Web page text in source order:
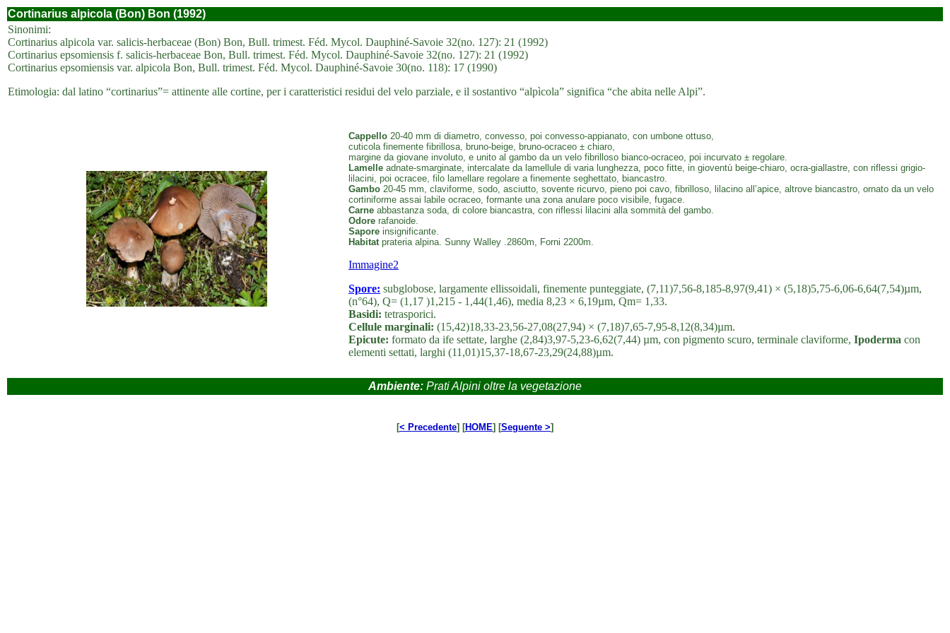
Cortinarius alpicola (Bon) Bon (1992)
Sinonimi:
Cortinarius alpicola var. salicis-herbaceae (Bon) Bon, Bull. trimest. Féd. Mycol. Dauphiné-Savoie 32(no. 127): 21 (1992)
Cortinarius epsomiensis f. salicis-herbaceae Bon, Bull. trimest. Féd. Mycol. Dauphiné-Savoie 32(no. 127): 21 (1992)
Cortinarius epsomiensis var. alpicola Bon, Bull. trimest. Féd. Mycol. Dauphiné-Savoie 30(no. 118): 17 (1990)
Etimologia: dal latino “cortinarius”= attinente alle cortine, per i caratteristici residui del velo parziale, e il sostantivo “alpìcola” significa “che abita nelle Alpi”.
Cappello 20-40 mm di diametro, convesso, poi convesso-appianato, con umbone ottuso,
cuticola finemente fibrillosa, bruno-beige, bruno-ocraceo ± chiaro,
margine da giovane involuto, e unito al gambo da un velo fibrilloso bianco-ocraceo, poi incurvato ± regolare.
Lamelle adnate-smarginate, intercalate da lamellule di varia lunghezza, poco fitte, in gioventù beige-chiaro, ocra-giallastre, con riflessi grigio-
lilacini, poi ocracee, filo lamellare regolare a finemente seghettato, biancastro.
Gambo 20-45 mm, claviforme, sodo, asciutto, sovente ricurvo, pieno poi cavo, fibrilloso, lilacino all’apice, altrove biancastro, ornato da un velo
cortiniforme assai labile ocraceo, formante una zona anulare poco visibile, fugace.
Carne abbastanza soda, di colore biancastra, con riflessi lilacini alla sommità del gambo.
Odore rafanoide.
Sapore insignificante.
Habitatprateria alpina. Sunny Walley .2860m, Forni 2200m.
Immagine2
Spore: subglobose, largamente ellissoidali, finemente punteggiate, (7,11)7,56-8,185-8,97(9,41) × (5,18)5,75-6,06-6,64(7,54)µm,
(n°64), Q= (1,17 )1,215 - 1,44(1,46), media 8,23 × 6,19µm, Qm= 1,33.
Basidi: tetrasporici.
Cellule marginali: (15,42)18,33-23,56-27,08(27,94) × (7,18)7,65-7,95-8,12(8,34)µm.
Epicute: formato da ife settate, larghe (2,84)3,97-5,23-6,62(7,44) µm, con pigmento scuro, terminale claviforme, Ipoderma con
elementi settati, larghi (11,01)15,37-18,67-23,29(24,88)µm.
Ambiente: Prati Alpini oltre la vegetazione
[< Precedente] [HOME] [Seguente >]